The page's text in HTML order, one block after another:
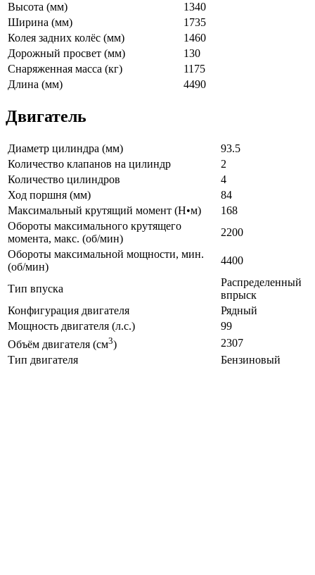
Высота (мм)
1340
Ширина (мм)
1735
Колея задних колёс (мм)
1460
Дорожный просвет (мм)
130
Снаряженная масса (кг)
1175
Длина (мм)
4490
Двигатель
Диаметр цилиндра (мм)
93.5
Количество клапанов на цилиндр
2
Количество цилиндров
4
Ход поршня (мм)
84
Максимальный крутящий момент (Н•м)
168
Обороты максимального крутящего
момента, макс. (об/мин)
2200
Обороты максимальной мощности, мин.
(об/мин)
4400
Тип впуска
Распределенный
впрыск
Конфигурация двигателя
Рядный
Мощность двигателя (л.с.)
99
Объём двигателя (см3)
2307
Тип двигателя
Бензиновый